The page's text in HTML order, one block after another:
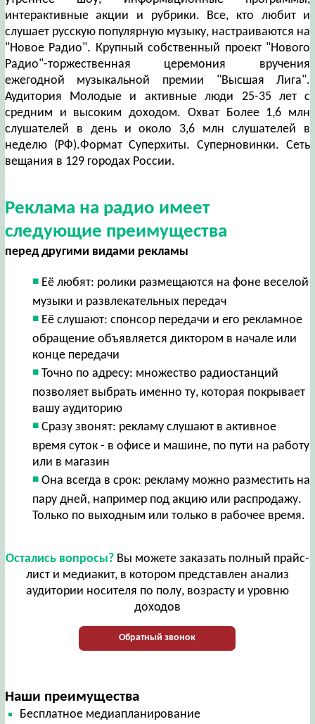
интерактивные акции и рубрики. Все, кто любит и
слушает русскую популярную музыку, настраиваются на
"Новое Радио". Крупный собственный проект "Нового
Радио"-торжественная церемония вручения
ежегодной музыкальной премии "Высшая Лига".
Аудитория Молодые и активные люди 25-35 лет с
средним и высоким доходом. Охват Более 1,6 млн
слушателей в день и около 3,6 млн слушателей в
неделю (РФ).Формат Суперхиты. Суперновинки. Сеть
вещания в 129 городах России.
Реклама на радио имеет
следующие преимущества
перед другими видами рекламы
Её любят: ролики размещаются на фоне веселой
музыки и развлекательных передач
Её слушают: спонсор передачи и его рекламное
обращение объявляется диктором в начале или
конце передачи
Точно по адресу: множество радиостанций
позволяет выбрать именно ту, которая покрывает
вашу аудиторию
Сразу звонят: рекламу слушают в активное
время суток - в офисе и машине, по пути на работу
или в магазин
Она всегда в срок: рекламу можно разместить на
пару дней, например под акцию или распродажу.
Только по выходным или только в рабочее время.
Остались вопросы?Вы можете заказать полный прайс-
лист и медиакит, в котором представлен анализ
аудитории носителя по полу, возрасту и уровню
доходов
Обратный звонок
Наши преимущества
Бесплатное медиапланирование